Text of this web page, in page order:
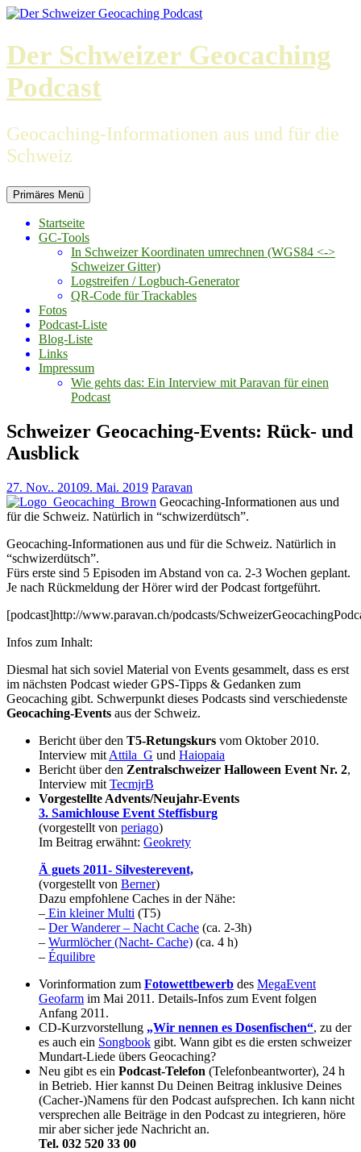
Zum
Der Schweizer Geocaching
Podcast
Geocaching-Informationen aus und für die
Schweiz
Primäres Menü
Startseite
GC-Tools
In Schweizer Koordinaten umrechnen (WGS84 <->
Schweizer Gitter)
Logstreifen / Logbuch-Generator
QR-Code für Trackables
Fotos
Podcast-Liste
Blog-Liste
Links
Impressum
Wie gehts das: Ein Interview mit Paravan für einen
Podcast
Schweizer Geocaching-Events: Rück- und
Ausblick
27. Nov.. 20109. Mai. 2019 Paravan
Geocaching-Informationen aus und
für die Schweiz. Natürlich in “schwizerdütsch”.
Geocaching-Informationen aus und für die Schweiz. Natürlich in
“schwizerdütsch”.
Fürs erste sind 5 Episoden im Abstand von ca. 2-3 Wochen geplant.
Je nach Rückmeldung der Hörer wird der Podcast fortgeführt.
[podcast]http://www.paravan.ch/podcasts/
Infos zum Inhalt:
Diesmal hat sich soviel Material von Events gesammelt, dass es erst
im nächsten Podcast wieder GPS-Tipps & Gedanken zum
Geocaching gibt. Schwerpunkt dieses Podcasts sind verschiedenste
Geocaching-Events aus der Schweiz.
Bericht über den T5-Retungskurs vom Oktober 2010.
Interview mit Attila_G und Haiopaia
Bericht über den Zentralschweizer Halloween Event Nr. 2,
Interview mit TecmjrB
Vorgestellte Advents/Neujahr-Events
3. Samichlouse Event Steffisburg
(vorgestellt von periago)
Im Beitrag erwähnt: Geokrety
Ä guets 2011- Silvesterevent,
(vorgestellt von Berner)
Dazu empfohlene Caches in der Nähe:
– Ein kleiner Multi (T5)
– Der Wanderer – Nacht Cache (ca. 2-3h)
– Wurmlöcher (Nacht- Cache) (ca. 4 h)
– Équilibre
Vorinformation zum Fotowettbewerb des MegaEvent
Geofarm im Mai 2011. Details-Infos zum Event folgen
Anfang 2011.
CD-Kurzvorstellung „Wir nennen es Dosenfischen“, zu der
es auch ein Songbook gibt. Wann gibt es die ersten schweizer
Mundart-Liede übers Geocaching?
Neu gibt es ein Podcast-Telefon (Telefonbeantworter), 24 h
in Betrieb. Hier kannst Du Deinen Beitrag inklusive Deines
(Cacher-)Namens für den Podcast aufsprechen. Ich kann nicht
versprechen alle Beiträge in den Podcast zu integrieren, höre
mir aber sicher jede Nachricht an.
Tel. 032 520 33 00